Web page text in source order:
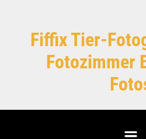
Fiffix Tier-
Fotozimmer